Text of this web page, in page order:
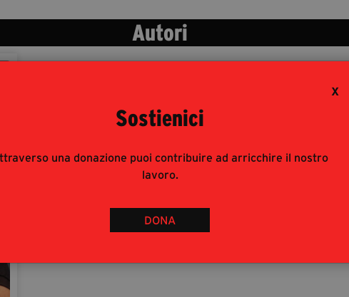
X
Sostienici
una donazione puoi contribuire ad arricchire il nostro
lavoro.
DONA
Autori